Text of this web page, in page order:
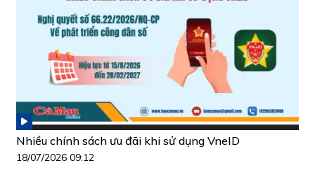
Nhiều chính sách ưu đãi khi sử dụng VneID
18/07/2026 09:12